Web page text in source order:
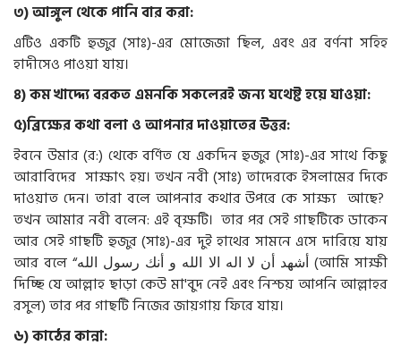
৩)আঙ্গুলথেকেপানিবারকরা:
এটিও একটি হুজুর (সাঃ)-এর মোজেজা ছিল, এবং এর বর্ণনা সহিহ
হাদীসেও পাওয়া যায়।
৪)কমখাদ্দ্যেবরকতএমনকিসকলেরইজন্যযথেষ্টহয়েযাওয়া:
৫)ব্রিক্ষেরকথাবলাওআপনারদাওয়াতেরউত্তর:
ইবনে উমার (র:) থেকে বর্ণিত যে একদিন হুজুর (সাঃ)-এর সাথে কিছু
আরাবিদের সাক্ষাৎ হয়। তখন নবী (সাঃ) তাদেরকে ইসলামের দিকে
দাওয়াত দেন। তারা বলে আপনার কথার উপরে কে সাক্ষ্য আছে?
তখন আমার নবী বলেন: এই বৃক্ষটি। তার পর সেই গাছটিকে ডাকেন
আর সেই গাছটি হুজুর (সাঃ)-এর দুই হাথের সামনে এসে দারিয়ে যায়
আর বলে “أشهد أن لا اله الا الله و أنك رسول الله (আমি সাক্ষী
দিচ্ছি যে আল্লাহ ছাড়া কেউ মা'বুদ নেই এবং নিশ্চয় আপনি আল্লাহর
রসুল) তার পর গাছটি নিজের জায়গায় ফিরে যায়।
৬)কাঠেরকান্না: